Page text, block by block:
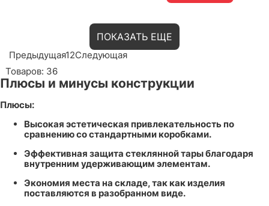
ПОКАЗАТЬ ЕЩЕ
Предыдущая12Следующая
Товаров: 36
Плюсы и минусы конструкции
Плюсы:
Высокая эстетическая привлекательность по
сравнению со стандартными коробками.
Эффективная защита стеклянной тары благодаря
внутренним удерживающим элементам.
Экономия места на складе, так как изделия
поставляются в разобранном виде.